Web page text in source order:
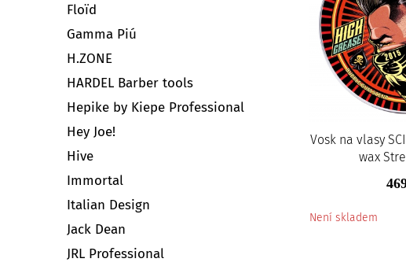
Floïd
Gamma Piú
H.ZONE
HARDEL Barber tools
Hepike by Kiepe Professional
Hey Joe!
Hive
Immortal
Italian Design
Jack Dean
JRL Professional
Vosk na vlasy
wax
Není skladem